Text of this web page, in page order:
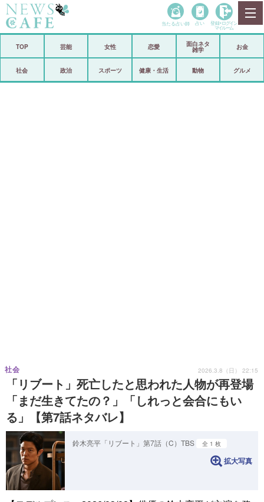
政治
当たる占い師 占い 登録• ログイン
マイルーム
TOP 芸能 女性 恋愛
面白ネタ
雑学
お金
社会 政治 スポーツ 健康・生活 動物 グルメ
「リブート」死亡したと思われた人物が再登場
「まだ生きてたの？」「しれっと会合にもい
る」【第7話ネタバレ】
社会 2026.3.8（日） 22:15
鈴木亮平「リブート」第7話（C）TBS 全 1 枚
拡大写真